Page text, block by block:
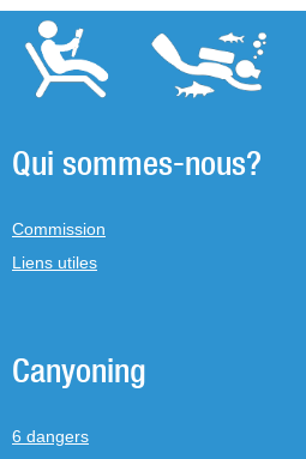
Qui sommes-nous?
Commission
Liens utiles
Canyoning
6 dangers